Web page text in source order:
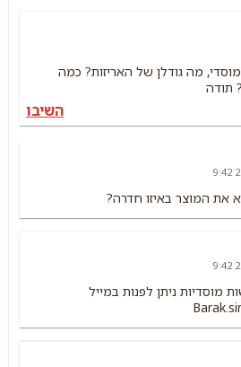
מה גודלן של האריזות? כמה
תודה
השיבו
את המוצר באיזו חדרה?
מוסדיות ניתן לפנות במייל